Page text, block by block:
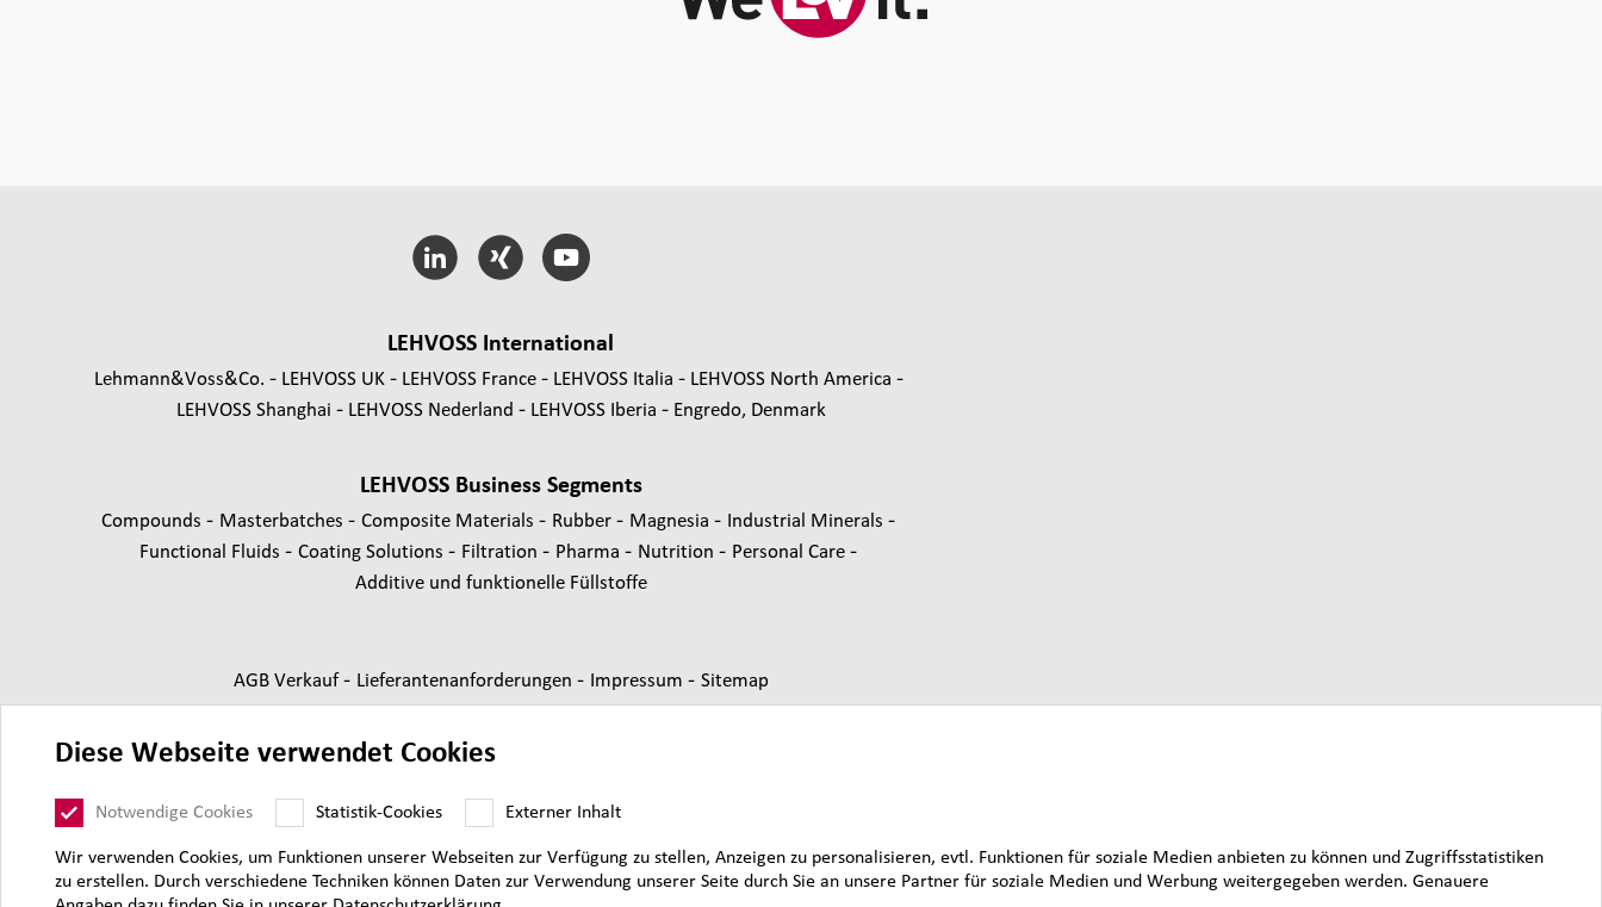
LEHVOSS International
Lehmann&Voss&Co. LEHVOSS UK LEHVOSS France LEHVOSS Italia
LEHVOSS North America
LEHVOSS Shanghai
LEHVOSS Nederland LEHVOSS Iberia Engredo, Denmark
LEHVOSS Business Segments
Compounds - Masterbatches - Composite Materials - Rubber - Magnesia - Industrial Minerals -
Functional Fluids - Coating Solutions - Filtration - Pharma - Nutrition - Personal Care -
Additive und funktionelle Füllstoffe
AGB Verkauf- Lieferantenanforderungen - Impressum - Sitemap
Diese Webseite verwendet Cookies
Notwendige Cookies Statistik-Cookies Externer Inhalt
Wir verwenden Cookies, um Funktionen unserer Webseiten zur Verfügung zu stellen, Anzeigen zu personalisieren, evtl. Funktionen für soziale Medien anbieten zu können und Zugriffsstatistiken
zu erstellen. Durch verschiedene Techniken können Daten zur Verwendung unserer Seite durch Sie an unsere Partner für soziale Medien und Werbung weitergegeben werden. Genauere